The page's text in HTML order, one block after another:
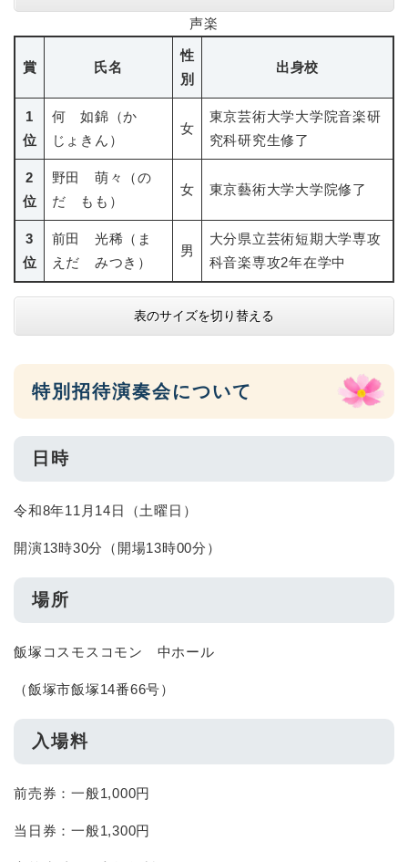
声楽
賞 氏名
性
別
出身校
1
位
何 如錦（か
じょきん）
女
東京芸術大学大学院音楽研
究科研究生修了
2
位
野田 萌々（の
だ もも）
女 東京藝術大学大学院修了
3
位
前田 光稀（ま
えだ みつき）
男
大分県立芸術短期大学専攻
科音楽専攻2年在学中
表のサイズを切り替える
特別招待演奏会について
日時
令和8年11月14日（土曜日）
開演13時30分（開場13時00分）
場所
飯塚コスモスコモン 中ホール
（飯塚市飯塚14番66号）
入場料
前売券：一般1,000円
当日券：一般1,300円